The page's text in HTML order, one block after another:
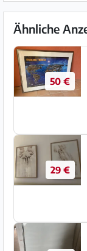
Ähnliche
50 €
29 €